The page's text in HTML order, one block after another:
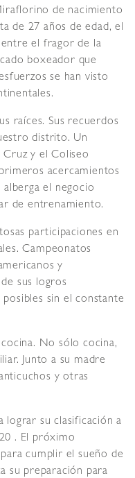
de nacimiento
de 27 años de edad, el
el fragor de la
boxeador que
se han visto
raíces. Sus recuerdos
distrito. Un
Cruz y el Coliseo
acercamientos
el negocio
de entrenamiento.
participaciones en
Campeonatos
y
sus logros
sin el constante
cocina. No sólo cocina,
Junto a su madre
y otras
lograr su clasificación a
. El próximo
cumplir el sueño de
su preparación para